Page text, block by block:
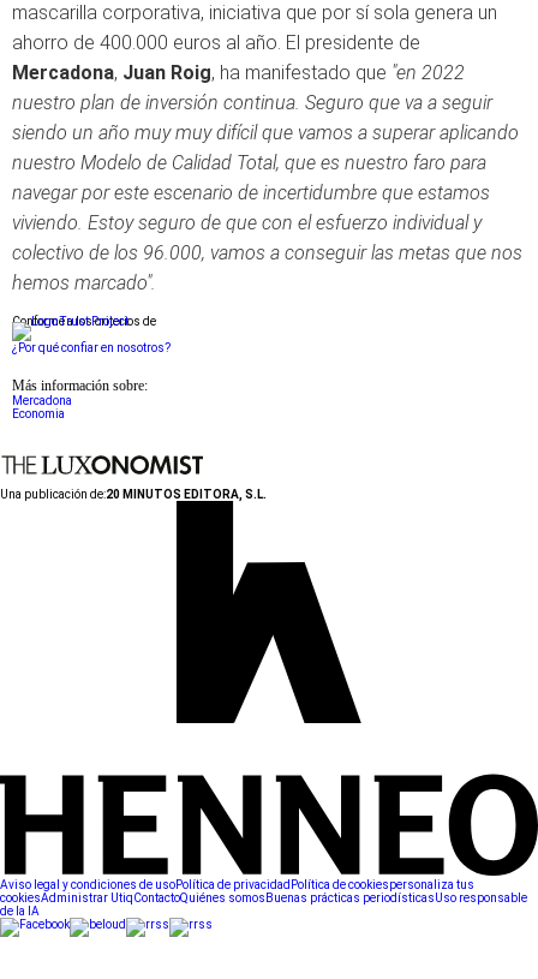
mascarilla corporativa, iniciativa que por sí sola genera un
ahorro de 400.000 euros al año. El presidente de
Mercadona, Juan Roig, ha manifestado que "en 2022
nuestro plan de inversión continua. Seguro que va a seguir
siendo un año muy muy difícil que vamos a superar aplicando
nuestro Modelo de Calidad Total, que es nuestro faro para
navegar por este escenario de incertidumbre que estamos
viviendo. Estoy seguro de que con el esfuerzo individual y
colectivo de los 96.000, vamos a conseguir las metas que nos
hemos marcado".
Conforme a los criterios de
¿Por qué confiar en nosotros?
Más información sobre:
Mercadona
Economia
Una publicación de:20 MINUTOS EDITORA, S.L.
Aviso legal y condiciones de usoPolítica de privacidad Política de cookiespersonaliza tus
cookiesAdministrar UtiqContactoQuiénes somos Buenas prácticas periodísticasUso responsable
de la IA